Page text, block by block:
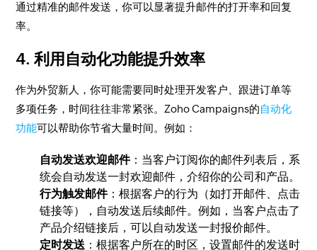
通过精准的邮件发送，你可以显著提升邮件的打开率和回复
率。
4.利用自动化功能提升效率
作为外贸新人，你可能需要同时处理开发客户、跟进订单等
多项任务，时间往往非常紧张。Zoho Campaigns的自动化
功能可以帮助你节省大量时间。例如：
自动发送欢迎邮件：当客户订阅你的邮件列表后，系
统会自动发送一封欢迎邮件，介绍你的公司和产品。
行为触发邮件：根据客户的行为（如打开邮件、点击
链接等），自动发送后续邮件。例如，当客户点击了
产品介绍链接后，可以自动发送一封报价邮件。
定时发送 ：根据客户所在的时区，设置邮件的发送时